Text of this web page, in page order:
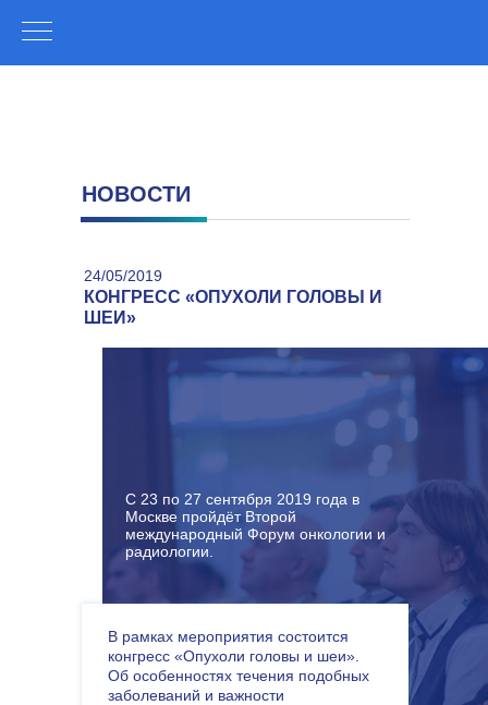
НОВОСТИ
КОНГРЕСС «ОПУХОЛИ ГОЛОВЫ И
ШЕИ»
24/05/2019
С 23 по 27 сентября 2019 года в
Москве пройдёт Второй
международный Форум онкологии и
радиологии.
В рамках мероприятия состоится
конгресс «Опухоли головы и шеи».
Об особенностях течения подобных
заболеваний и важности